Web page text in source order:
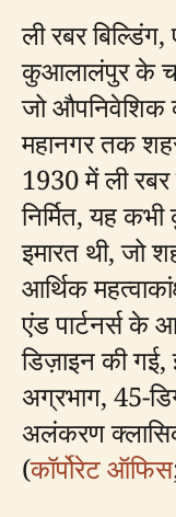
ली रबर
कुआलालंपुर के
जो औपनिवेशिक
महानगर तक
1930 में ली
निर्मित, यह
इमारत थी, जो
आर्थिक
एंड पार्टनर्स के
डिज़ाइन की गई,
अग्रभाग, 45-
अलंकरण
(कॉर्पोरेट ऑफिस